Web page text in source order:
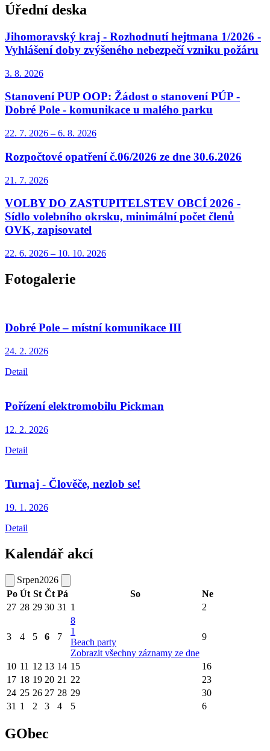
Úřední deska
Jihomoravský kraj - Rozhodnutí hejtmana 1/2026 -
Vyhlášení doby zvýšeného nebezpečí vzniku požáru
3. 8. 2026
Stanovení PUP OOP: Žádost o stanovení PÚP -
Dobré Pole - komunikace u malého parku
22. 7. 2026 – 6. 8. 2026
Rozpočtové opatření č.06/2026 ze dne 30.6.2026
21. 7. 2026
VOLBY DO ZASTUPITELSTEV OBCÍ 2026 -
Sídlo volebního okrsku, minimální počet členů
OVK, zapisovatel
22. 6. 2026 – 10. 10. 2026
Fotogalerie
Dobré Pole – místní komunikace III
24. 2. 2026
Detail
Pořízení elektromobilu Pickman
12. 2. 2026
Detail
Turnaj - Člověče, nezlob se!
19. 1. 2026
Detail
Kalendář akcí
Srpen2026
Po Út St Čt Pá So
Ne
27 28 29 30 31 1 2
3 4 5 6 7
8
1
Beach party
Zobrazit všechny záznamy ze dne
9
10 11 12 13 14 15
16
17 18 19 20 21 22
23
24 25 26 27 28 29
30
31 1 2 3 4 5 6
GObec